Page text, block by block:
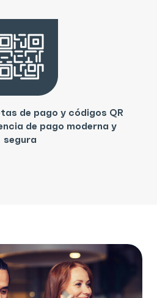
de pago y códigos QR
de pago moderna y
segura